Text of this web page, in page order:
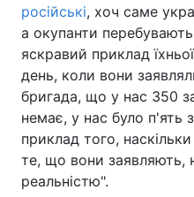
російські, хоч саме
а окупанти
яскравий приклад
день, коли вони
бригада, що у нас 350
немає, у нас було п'ять
приклад того,
те, що вони заявляють,
реальністю".